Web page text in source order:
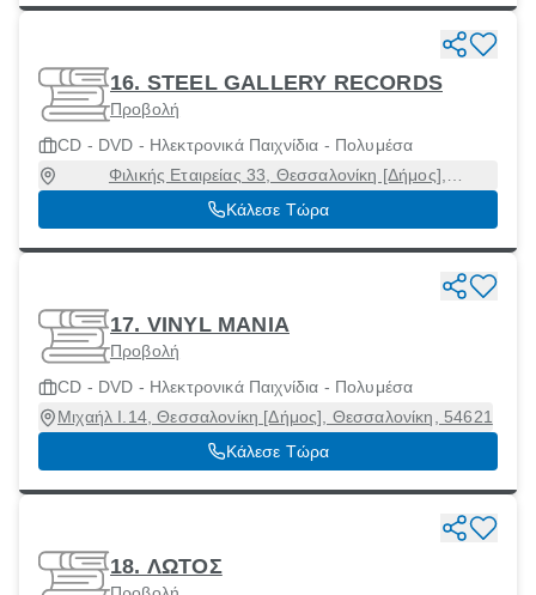
16. STEEL GALLERY RECORDS
Προβολή
CD - DVD - Ηλεκτρονικά Παιχνίδια - Πολυμέσα
Φιλικής Εταιρείας 33, Θεσσαλονίκη [Δήμος],
Θεσσαλονίκη, 54621
Κάλεσε Τώρα
17. VINYL ΜΑΝΙΑ
Προβολή
CD - DVD - Ηλεκτρονικά Παιχνίδια - Πολυμέσα
Μιχαήλ Ι.14, Θεσσαλονίκη [Δήμος], Θεσσαλονίκη, 54621
Κάλεσε Τώρα
18. ΛΩΤΟΣ